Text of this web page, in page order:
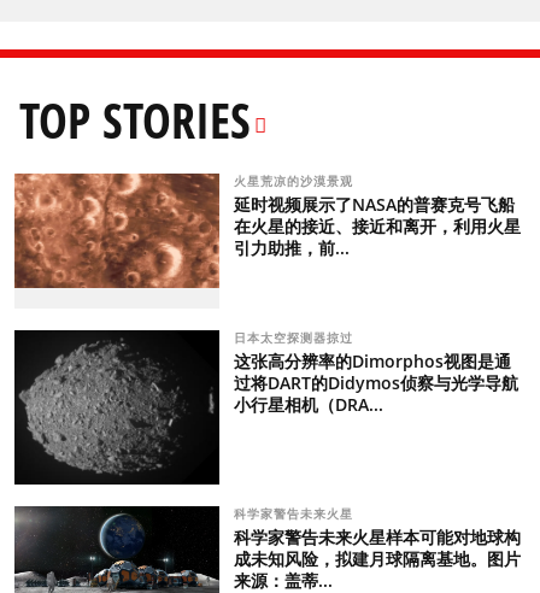
TOP STORIES
火星荒凉的沙漠景观
延时视频展示了NASA的普赛克号飞船
在火星的接近、接近和离开，利用火星
引力助推，前...
日本太空探测器掠过
这张高分辨率的Dimorphos视图是通
过将DART的Didymos侦察与光学导航
小行星相机（DRA...
科学家警告未来火星
科学家警告未来火星样本可能对地球构
成未知风险，拟建月球隔离基地。图片
来源：盖蒂...